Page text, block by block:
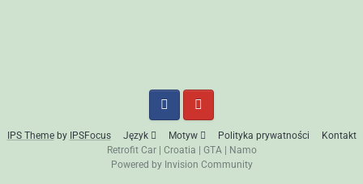
IPS Themeby IPSFocus Język Motyw Polityka prywatności
Kontakt
Retrofit Car| Croatia | GTA| Namo
Powered by Invision Community